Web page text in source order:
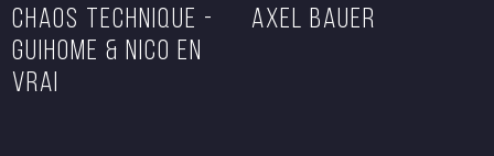
CHAOS TECHNIQUE -
GUIHOME & NICO EN
VRAI
Axel Bauer